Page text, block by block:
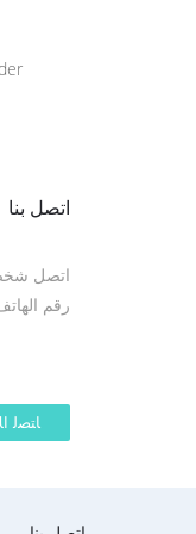
اتصل بنا
اتصل
رقم